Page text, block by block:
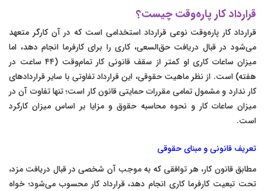
قرارداد کار پاره‌وقت چیست؟
قرارداد کار پاره‌وقت نوعی قرارداد استخدامی است که در آن کارگر متعهد
می‌شود در قبال دریافت حق‌السعی، کاری را برای کارفرما انجام دهد، اما
میزان ساعات کاری او کمتر از سقف قانونی کار تمام‌وقت (۴۴ ساعت در
هفته) است. از نظر ماهیت حقوقی، این قرارداد تفاوتی با سایر قراردادهای
کار ندارد و مشمول تمامی مقررات حمایتی قانون کار است؛ تنها تفاوت آن در
میزان ساعات کار و نحوه محاسبه حقوق و مزایا بر اساس میزان کارکرد
است.
تعریف قانونی و مبنای حقوقی
مطابق قانون کار، هر توافقی که به موجب آن شخصی در قبال دریافت مزد،
تحت تبعیت کارفرما کاری انجام دهد، قرارداد کار محسوب می‌شود؛ خواه